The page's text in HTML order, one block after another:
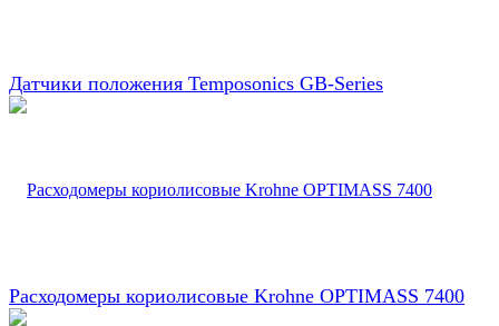
Датчики положения Temposonics GB-Series
Расходомеры кориолисовые Krohne OPTIMASS 7400